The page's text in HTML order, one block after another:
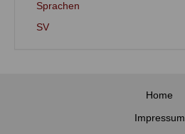
Sprachen
SV
Home
Impressum